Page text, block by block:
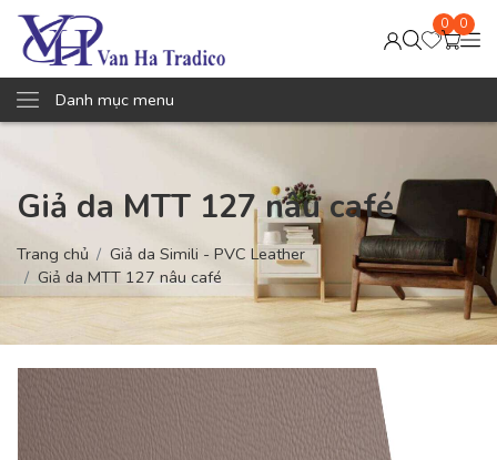
0 0
Danh mục menu
Giả da MTT 127 nâu café
Trang chủ
Giả da Simili - PVC Leather
Giả da MTT 127 nâu café